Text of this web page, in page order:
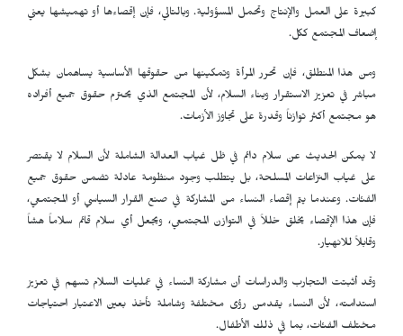
كبيرة على العمل والإنتاج وتحمل المسؤولية. وبالتالي، فإن إقصاءها أو تهميشها يعني
إضعاف المجتمع ككل.
ومن هذا المنطلق، فإن تحرر المرأة وتمكينها من حقوقها الأساسية يساهمان بشكل
مباشر في تعزيز الاستقرار وبناء السلام، لأن المجتمع الذي يحترم حقوق جميع أفراده
هو مجتمع أكثر توازناً وقدرة على تجاوز الأزمات.
لا يمكن الحديث عن سلام دائم في ظل غياب العدالة الشاملة لأن السلام لا يقتصر
على غياب النزاعات المسلحة، بل يتطلب وجود منظومة عادلة تضمن حقوق جميع
الفئات. وعندما يتم إقصاء النساء من المشاركة في صنع القرار السياسي أو المجتمعي،
فإن هذا الإقصاء يخلق خللاً في التوازن المجتمعي، ويجعل أي سلام قائم سلاماً هشاً
وقابلاً للانهيار.
وقد أثبتت التجارب والدراسات أن مشاركة النساء في عمليات السلام تسهم في تعزيز
استدامته، لأن النساء يقدمن رؤى مختلفة وشاملة تأخذ بعين الاعتبار احتياجات
مختلف الفئات، بما في ذلك الأطفال.